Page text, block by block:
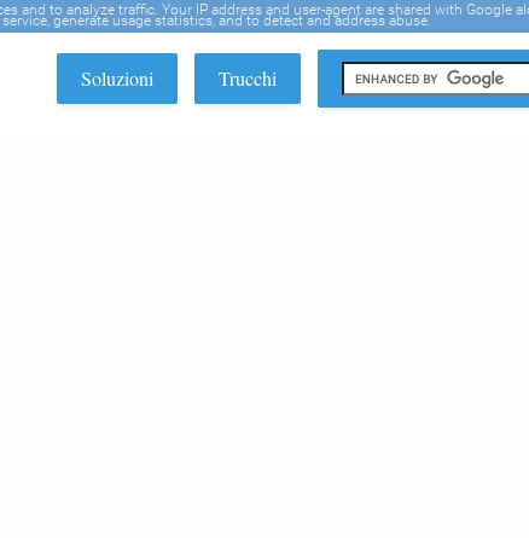
Soluzioni Trucchi
and to analyze traffic. Your IP address and user-agent are shared with Google
generate usage statistics, and to detect and address abuse.